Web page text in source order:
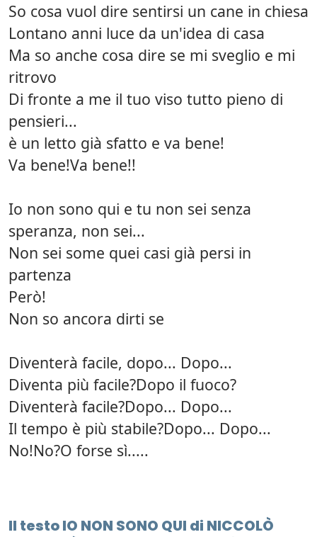
So cosa vuol dire sentirsi un cane in chiesa
Lontano anni luce da un'idea di casa
Ma so anche cosa dire se mi sveglio e mi
ritrovo
Di fronte a me il tuo viso tutto pieno di
pensieri...
è un letto già sfatto e va bene!
Va bene!Va bene!!
Io non sono qui e tu non sei senza
speranza, non sei...
Non sei some quei casi già persi in
partenza
Però!
Non so ancora dirti se
Diventerà facile, dopo... Dopo...
Diventa più facile?Dopo il fuoco?
Diventerà facile?Dopo... Dopo...
Il tempo è più stabile?Dopo... Dopo...
No!No?O forse sì.....
Il testo IO NON SONO QUI di NICCOLÒ